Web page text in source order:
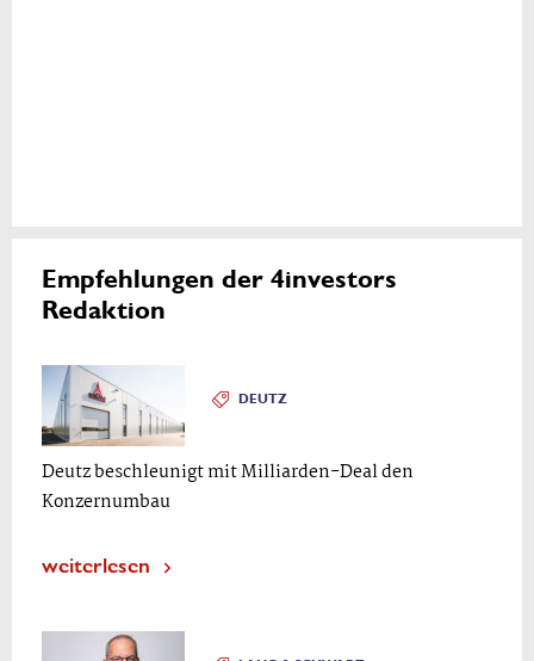
Empfehlungen der 4investors
Redaktion
DEUTZ
Deutz beschleunigt mit Milliarden-Deal den
Konzernumbau
weiterlesen